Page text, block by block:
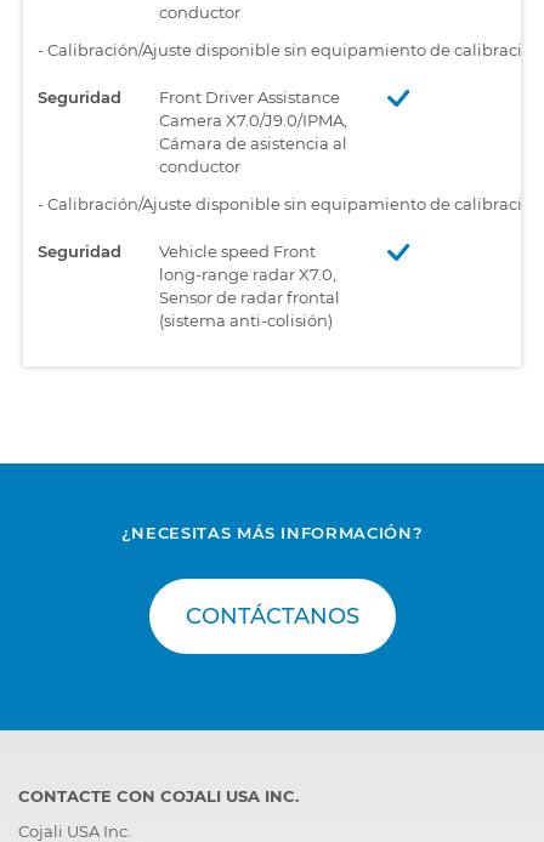
conductor
-Calibración/Ajuste disponible sin equipamiento de calibración
Seguridad
Front Driver Assistance
Camera X7.0/J9.0/IPMA,
Cámara de asistencia al
conductor
-Calibración/Ajuste disponible sin equipamiento de calibración
Seguridad
Vehicle speed Front
long-range radar X7.0,
Sensor de radar frontal
(sistema anti-colisión)
¿NECESITAS MÁS INFORMACIÓN?
CONTÁCTANOS
CONTACTE CON COJALI USA INC.
Cojali USA Inc.